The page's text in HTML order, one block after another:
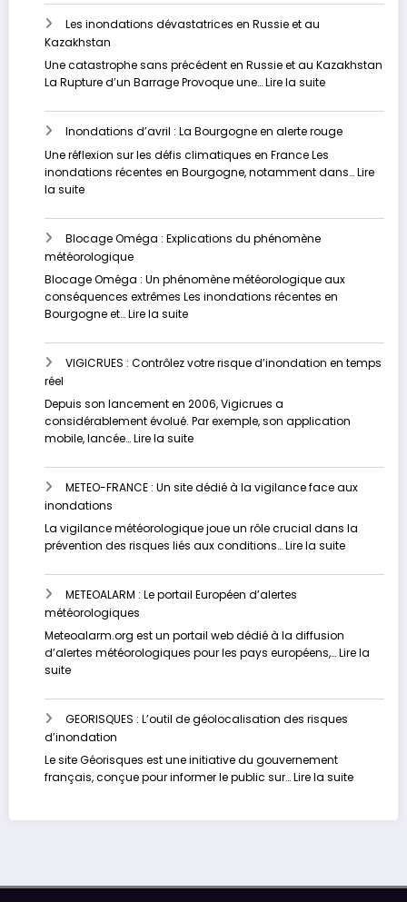
inondations
en
:
Analyse
Les inondations dévastatrices en Russie et au
Kazakhstan
Une catastrophe sans précédent en Russie et au Kazakhstan
La Rupture d’un Barrage Provoque une…Lire la suite:
inondations
dévastatrices
en
Russie
Kazakhstan
Inondations d’avril : La Bourgogne en alerte rouge
Une réflexion sur les défis climatiques en France Les
inondations récentes en Bourgogne, notamment dans…Lire
la suite:
d’avril
:
La
Bourgogne
en
alerte
Blocage Oméga : Explications du phénomène
météorologique
Blocage Oméga : Un phénomène météorologique aux
conséquences extrêmes Les inondations récentes en
Bourgogne et…Lire la suite:
Oméga
:
du
phénomène
météorologique
VIGICRUES : Contrôlez votre risque d’inondation en temps
réel
Depuis son lancement en 2006, Vigicrues a
considérablement évolué. Par exemple, son application
mobile, lancée…Lire la suite:
:
Contrôlez
risque
d’inondation
temps
réel
METEO-FRANCE : Un site dédié à la vigilance face aux
inondations
La vigilance météorologique joue un rôle crucial dans la
prévention des risques liés aux conditions…Lire la suite:
FRANCE
dédié
vigilance
face
METEOALARM : Le portail Européen d’alertes
météorologiques
Meteoalarm.org est un portail web dédié à la diffusion
d’alertes météorologiques pour les pays européens,…Lire la
suite:
:
Le
portail
Européen
d’alertes
GEORISQUES : L’outil de géolocalisation des risques
d’inondation
Le site Géorisques est une initiative du gouvernement
français, conçue pour informer le public sur…Lire la suite: